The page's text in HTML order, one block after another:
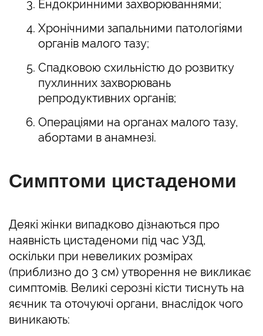
Ендокринними захворюваннями;
Хронічними запальними патологіями
органів малого тазу;
Спадковою схильністю до розвитку
пухлинних захворювань
репродуктивних органів;
Операціями на органах малого тазу,
абортами в анамнезі.
Симптоми цистаденоми
Деякі жінки випадково дізнаються про
наявність цистаденоми під час УЗД,
оскільки при невеликих розмірах
(приблизно до 3 см) утворення не викликає
симптомів. Великі серозні кісти тиснуть на
яєчник та оточуючі органи, внаслідок чого
виникають: